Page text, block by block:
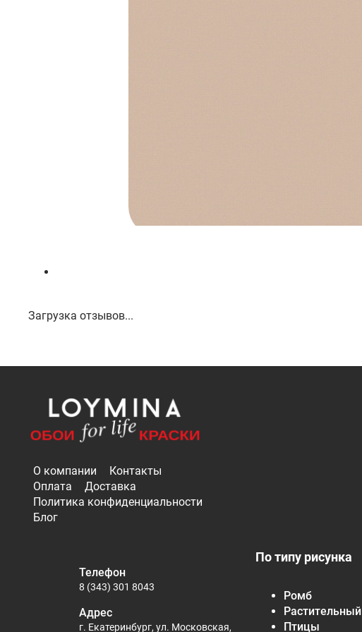
Загрузка отзывов...
О компании
Контакты
Оплата
Доставка
Политика конфиденциальности
Блог
По типу рисунка
Ромб
Растительный
Птицы
Телефон
8 (343) 301 8043
Адрес
г. Екатеринбург, ул. Московская,